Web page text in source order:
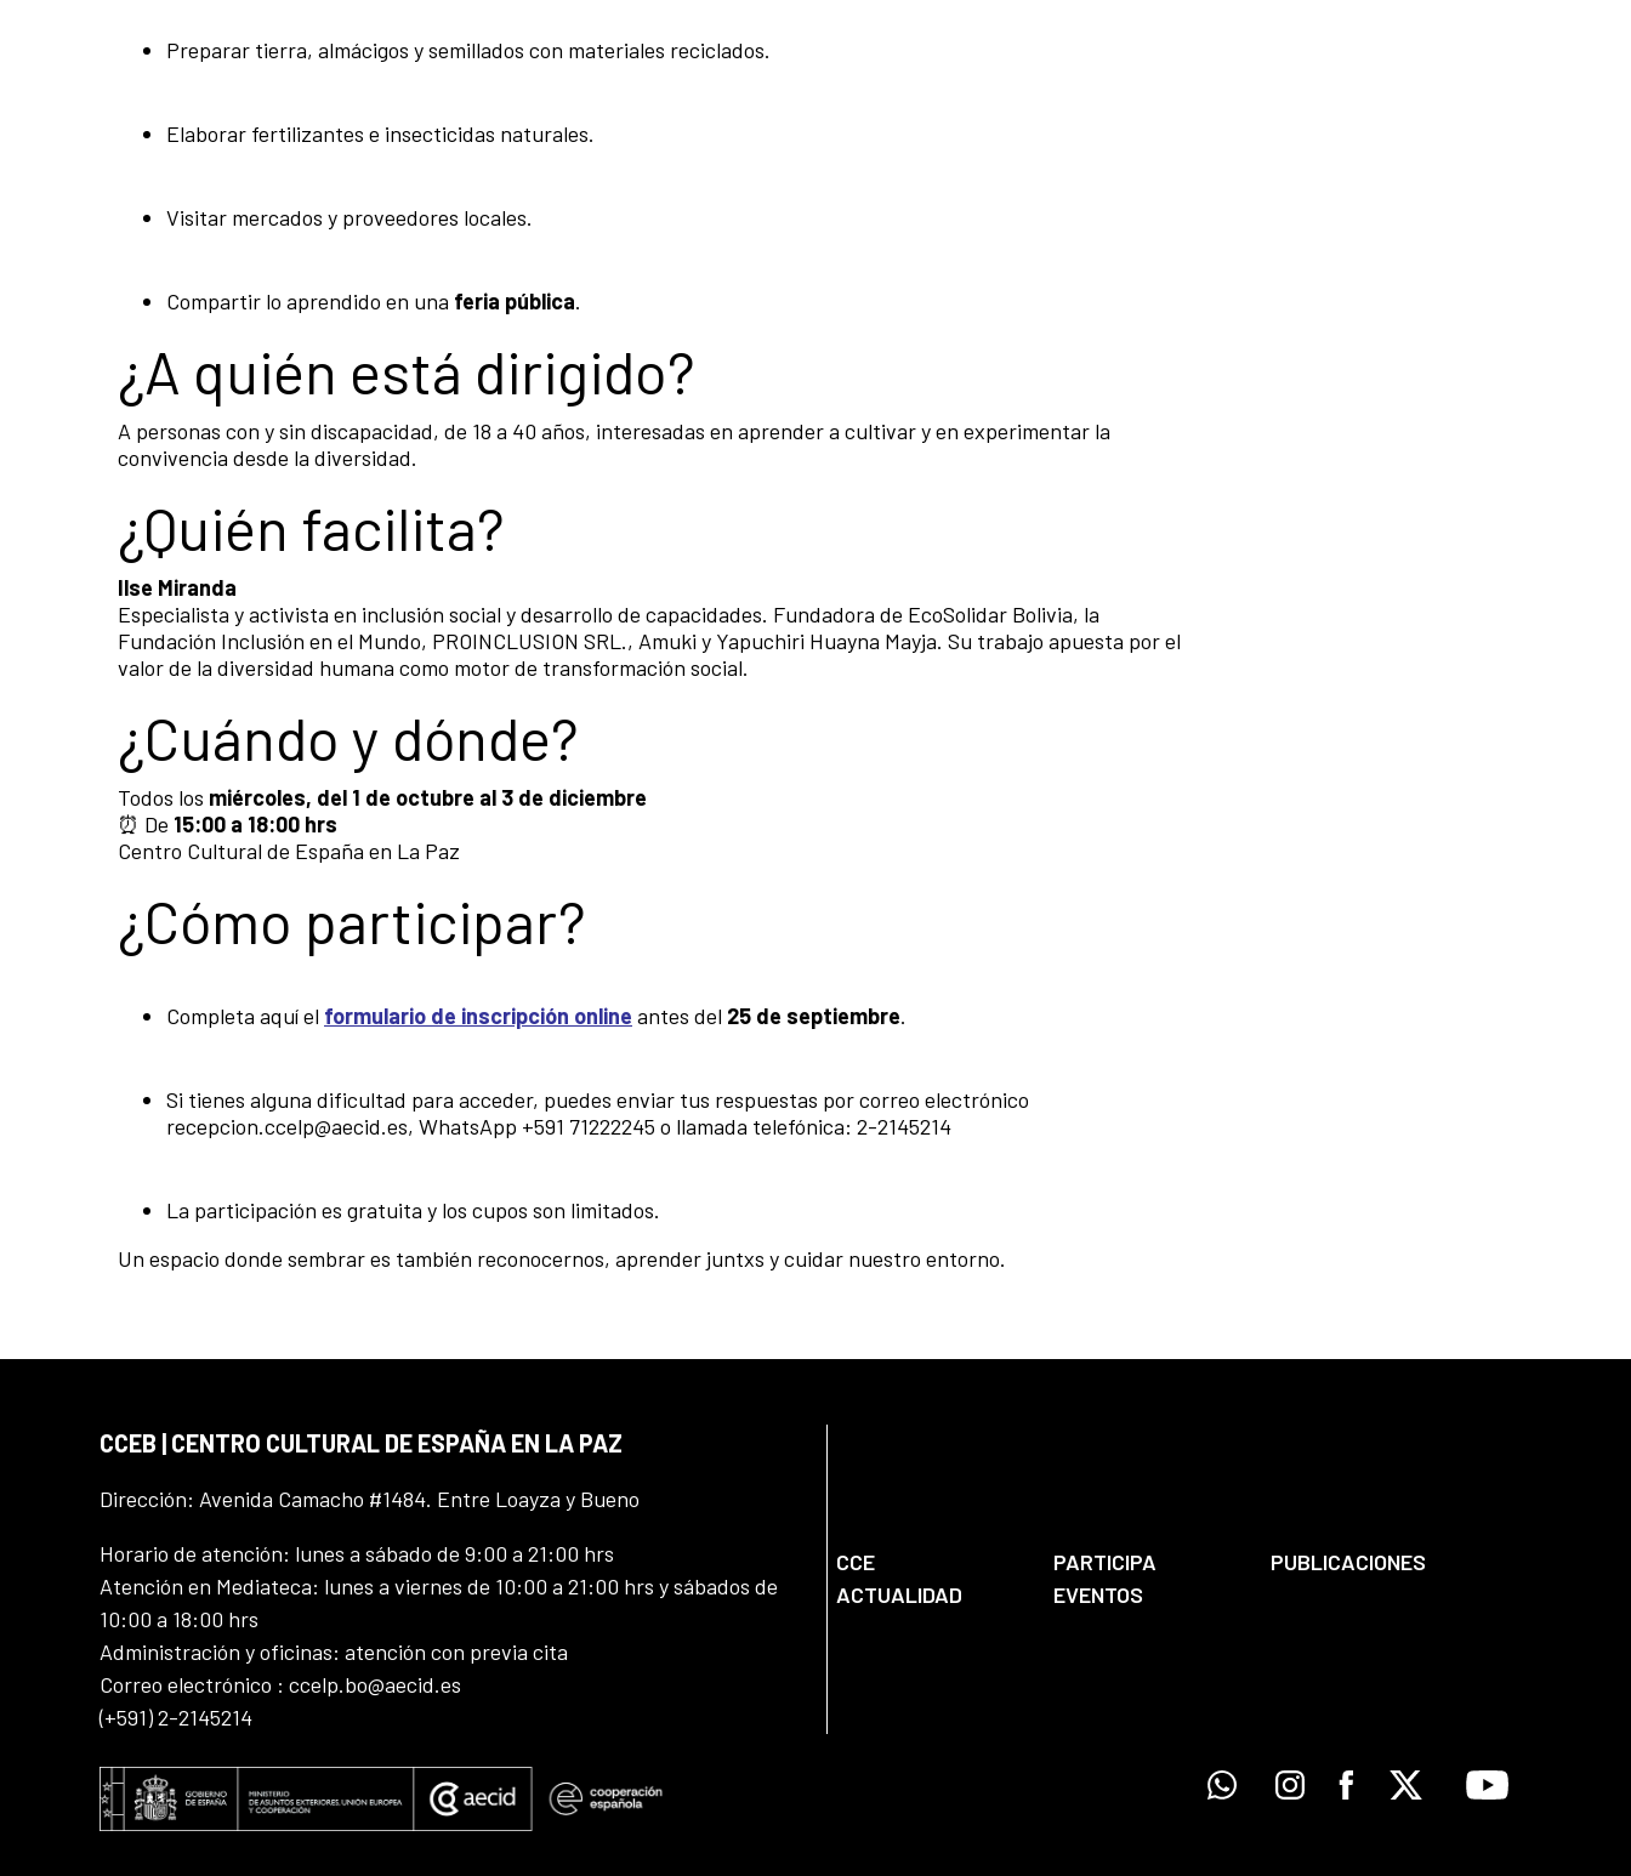
Preparar tierra, almácigos y semillados con materiales reciclados.
Elaborar fertilizantes e insecticidas naturales.
Visitar mercados y proveedores locales.
Compartir lo aprendido en una feria pública.
¿A quién está dirigido?
A personas con y sin discapacidad, de 18 a 40 años, interesadas en aprender a cultivar y en experimentar la
convivencia desde la diversidad.
¿Quién facilita?
Ilse Miranda
Especialista y activista en inclusión social y desarrollo de capacidades. Fundadora de EcoSolidar Bolivia, la
Fundación Inclusión en el Mundo, PROINCLUSION SRL., Amuki y Yapuchiri Huayna Mayja. Su trabajo apuesta por el
valor de la diversidad humana como motor de transformación social.
¿Cuándo y dónde?
Todos los miércoles, del 1 de octubre al 3 de diciembre
⏰ De 15:00 a 18:00 hrs
Centro Cultural de España en La Paz
¿Cómo participar?
Completa aquí el formulario de inscripción online antes del 25 de septiembre.
Si tienes alguna dificultad para acceder, puedes enviar tus respuestas por correo electrónico
recepcion.ccelp@aecid.es, WhatsApp +591 71222245 o llamada telefónica: 2-2145214
La participación es gratuita y los cupos son limitados.
Un espacio donde sembrar es también reconocernos, aprender juntxs y cuidar nuestro entorno.
CCEB | CENTRO CULTURAL DE ESPAÑA EN LA PAZ
Dirección: Avenida Camacho #1484. Entre Loayza y Bueno
Horario de atención: lunes a sábado de 9:00 a 21:00 hrs
Atención en Mediateca: lunes a viernes de 10:00 a 21:00 hrs y sábados de
10:00 a 18:00 hrs
Administración y oficinas: atención con previa cita
Correo electrónico : ccelp.bo@aecid.es
(+591) 2-2145214
CCE PARTICIPA
PUBLICACIONES
ACTUALIDAD
EVENTOS
WhatsappInstagramFacebook
X Youtube